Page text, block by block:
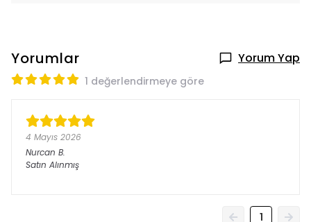
Yorumlar Yorum Yap
1 değerlendirmeye göre
4 Mayıs 2026
Nurcan B.
Satın Alınmış
1